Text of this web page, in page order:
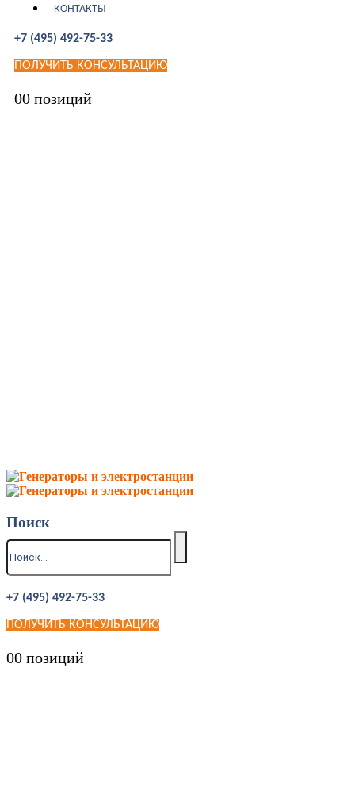
КОНТАКТЫ
+7 (495) 492-75-33
ПОЛУЧИТЬ КОНСУЛЬТАЦИЮ
00 позиций
Поиск
+7 (495) 492-75-33
ПОЛУЧИТЬ КОНСУЛЬТАЦИЮ
00 позиций